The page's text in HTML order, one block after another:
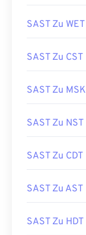
SAST Zu WET
SAST Zu CST
SAST Zu MSK
SAST Zu NST
SAST Zu CDT
SAST Zu AST
SAST Zu HDT